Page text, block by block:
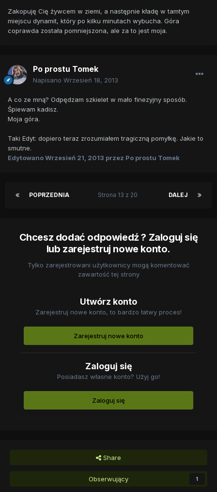
Zakopuję Cię żywcem w ziemi, a następnie kładę w tamtym
miejscu dynamit, który po kilku minutach wybucha. Góra
coprawda została pomniejszona, ale za to jest moja.
Po prostu Tomek
Napisano Wrzesień 18, 2013
A co ze mną? Odpędzam szkielet w mało finezyjny sposób.
Śpiewam kadisz.
Moja góra.
Taki Edyt: dopiero teraz zrozumiałem tragiczną pomyłkę. Jakie to
smutne.
EdytowanoWrzesień 21, 2013 przez Po prostu Tomek
POPRZEDNIA DALEJ
Strona 13 z 20
Chcesz dodać odpowiedź ? Zaloguj się
lub zarejestruj nowe konto.
Tylko zarejestrowani użytkownicy mogą komentować
zawartość tej strony
Utwórz konto
Zarejestruj nowe konto, to bardzo łatwy proces!
Zarejestruj nowe konto
Zaloguj się
Posiadasz własne konto? Użyj go!
Zaloguj się
Share
Obserwujący 1